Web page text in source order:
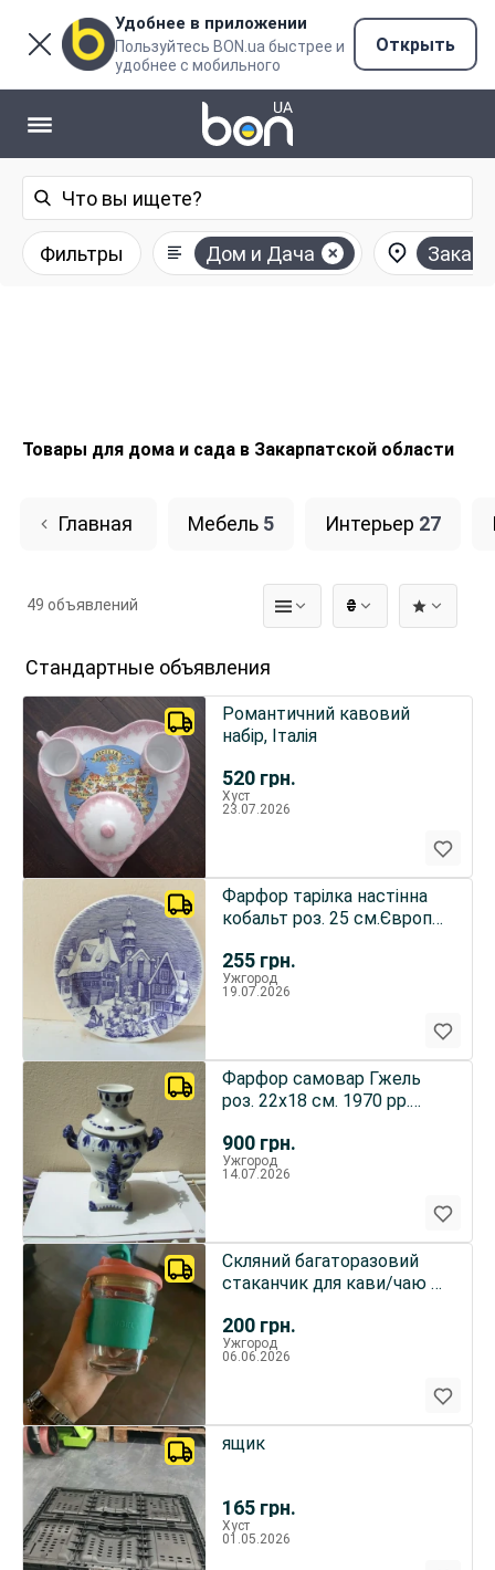
Удобнее в приложении
Пользуйтесь BON.ua быстрее и
удобнее с мобильного
Открыть
Фильтры Дом и Дача
Товары для дома и сада в Закарпатской области
Главная Мебель 5 Интерьер 27
₴
49 объявлений
Стандартные объявления
520 грн.
Романтичний кавовий
набір, Італія
Хуст
23.07.2026
255 грн.
Фарфор тарілка настінна
кобальт роз. 25 см.Європа
Ужгород
19.07.2026
900 грн.
Фарфор самовар Гжель
роз. 22х18 см. 1970 рр.
Ужгород
14.07.2026
200 грн.
Скляний багаторазовий
стаканчик для кави/чаю з
Ужгород
06.06.2026
165 грн.
ящик
Хуст
01.05.2026